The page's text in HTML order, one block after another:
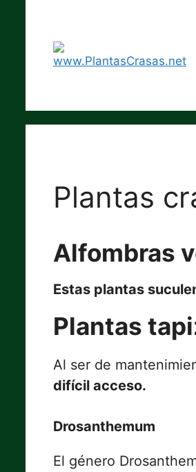
contenido
Plantas
Alfombras
Estas plantas
Plantas
Al ser de
difícil acceso.
Drosanthemum
El género